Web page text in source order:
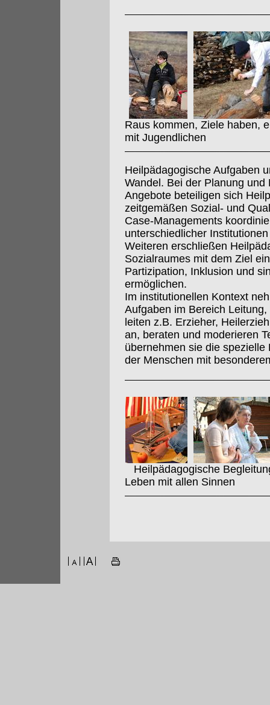
Raus kommen, Ziele haben,
mit Jugendlichen
Heilpädagogische Aufgaben
Wandel. Bei der Planung
Angebote beteiligen sich
zeitgemäßen Sozial- und
Case-Managements
unterschiedlicher
Weiteren erschließen
Sozialraumes mit dem Ziel
Partizipation, Inklusion und
ermöglichen.
Im institutionellen Kontext
Aufgaben im Bereich
leiten z.B. Erzieher,
an, beraten und moderieren
übernehmen sie die
der Menschen mit
Heilpädagogische
Leben mit allen Sinnen